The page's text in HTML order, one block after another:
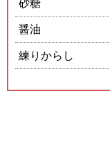
砂糖
醤油
練りからし